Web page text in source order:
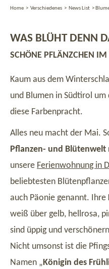
Home > Verschiedenes > News List >
WAS BLÜHT DENN
SCHÖNE PFLÄNZCHEN
Kaum aus dem
und Blumen in Südtirol
diese Farbenpracht.
Alles neu macht der Mai.
Pflanzen- und Blütenwelt
unsere Ferienwohnung in
beliebtesten
auch Päonie genannt. Ihre
weiß über gelb, hellrosa,
sind üppig und
Nicht umsonst ist die
Namen „Königin des